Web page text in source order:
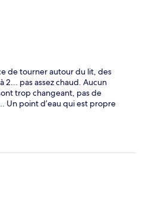
de tourner autour du lit, des
pas assez chaud. Aucun
trop changeant, pas de
Un point d’eau qui est propre